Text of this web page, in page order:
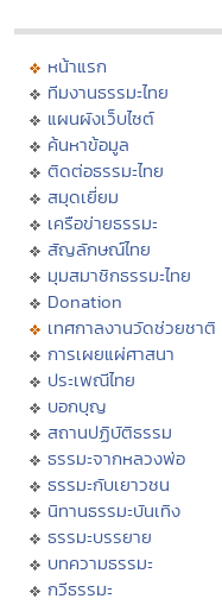
หน้าแรก
ทีมงานธรรมะไทย
แผนผังเว็บไซต์
ค้นหาข้อมูล
ติดต่อธรรมะไทย
สมุดเยี่ยม
เครือข่ายธรรมะ
สัญลักษณ์ไทย
มุมสมาชิกธรรมะไทย
Donation
เทศกาลงานวัดช่วยชาติ
การเผยแผ่ศาสนา
ประเพณีไทย
บอกบุญ
สถานปฏิบัติธรรม
ธรรมะจากหลวงพ่อ
ธรรมะกับเยาวชน
นิทานธรรมะบันเทิง
ธรรมะบรรยาย
บทความธรรมะ
กวีธรรมะ